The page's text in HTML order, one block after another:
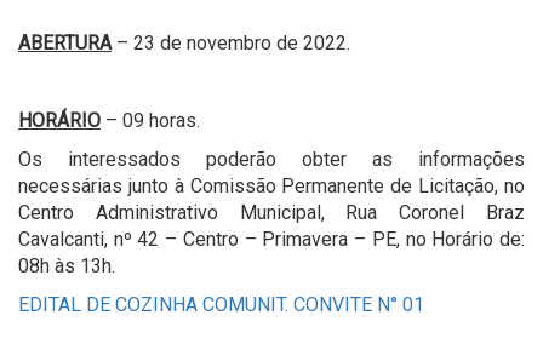
ABERTURA– 23 de novembro de 2022.
HORÁRIO – 09 horas.
Os interessados poderão obter as informações
necessárias junto à Comissão Permanente de Licitação, no
Centro Administrativo Municipal, Rua Coronel Braz
Cavalcanti, nº 42 – Centro – Primavera – PE, no Horário de:
08h às 13h.
EDITAL DE COZINHA COMUNIT. CONVITE N° 01